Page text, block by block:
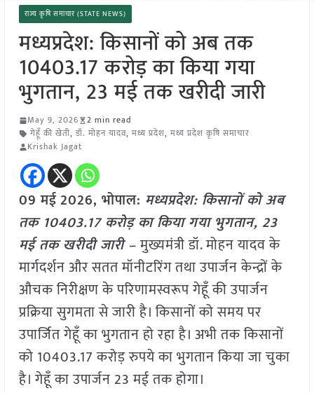
राज्य कृषि समाचार (STATE NEWS)
मध्यप्रदेश: किसानों को अब तक
10403.17 करोड़ का किया गया
भुगतान, 23 मई तक खरीदी जारी
May 9, 2026
2 min read
गेहूँ की खेती, डॉ. मोहन यादव, मध्य प्रदेश, मध्य प्रदेश कृषि समाचार
Krishak Jagat
09 मई2026, भोपाल: मध्यप्रदेश: किसानों को अब
तक 10403.17 करोड़ का किया गया भुगतान, 23
मई तक खरीदी जारी –मुख्यमंत्री डॉ. मोहन यादव के
मार्गदर्शन और सतत मॉनीटरिंग तथा उपार्जन केन्द्रों के
औचक निरीक्षण के परिणामस्वरूप गेहूँ की उपार्जन
प्रक्रिया सुगमता से जारी है। किसानों को समय पर
उपार्जित गेहूँ का भुगतान हो रहा है। अभी तक किसानों
को 10403.17 करोड़ रुपये का भुगतान किया जा चुका
है। गेहूँ का उपार्जन 23 मई तक होगा।